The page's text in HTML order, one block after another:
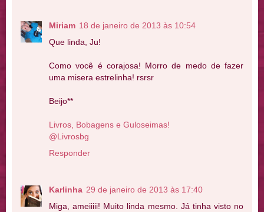
Miriam 18 de janeiro de 2013 às 10:54
Que linda, Ju!
Como você é corajosa! Morro de medo de fazer
uma misera estrelinha! rsrsr
Beijo**
Livros, Bobagens e Guloseimas!
@Livrosbg
Responder
Karlinha 29 de janeiro de 2013 às 17:40
Miga, ameiiiii! Muito linda mesmo. Já tinha visto no